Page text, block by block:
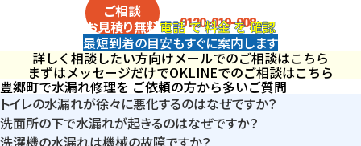
ご相談
お見積り無料電話で料金を確認
0120-019-008
最短到着の目安もすぐに案内します
詳しく相談したい方向けメールでのご相談はこちら
まずはメッセージだけでOKLINEでのご相談はこちら
豊郷町で水漏れ修理を ご依頼の方から多いご質問
トイレの水漏れが徐々に悪化するのはなぜですか？
豊郷町は住宅地中心の戸建て構成で標準的な給水環境ですが、
洗面所の下で水漏れが起きるのはなぜですか？
洗濯機の水漏れは機械の故障ですか？